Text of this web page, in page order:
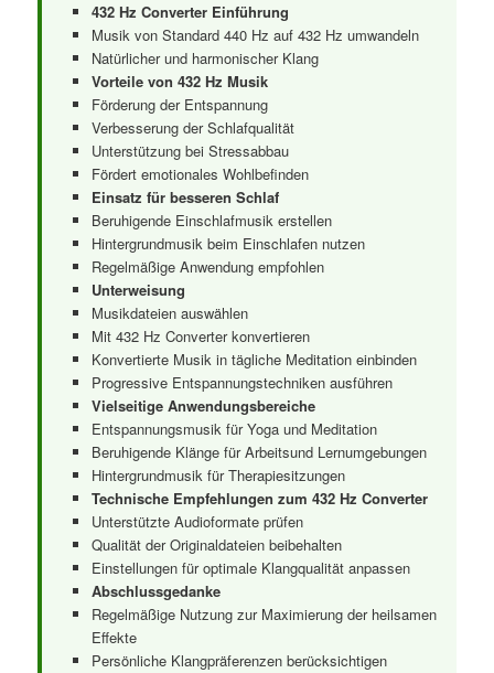
432 Hz Converter Einführung
Musik von Standard 440 Hz auf 432 Hz umwandeln
Natürlicher und harmonischer Klang
Vorteile von 432 Hz Musik
Förderung der Entspannung
Verbesserung der Schlafqualität
Unterstützung bei Stressabbau
Fördert emotionales Wohlbefinden
Einsatz für besseren Schlaf
Beruhigende Einschlafmusik erstellen
Hintergrundmusik beim Einschlafen nutzen
Regelmäßige Anwendung empfohlen
Unterweisung
Musikdateien auswählen
Mit 432 Hz Converter konvertieren
Konvertierte Musik in tägliche Meditation einbinden
Progressive Entspannungstechniken ausführen
Vielseitige Anwendungsbereiche
Entspannungsmusik für Yoga und Meditation
Beruhigende Klänge für Arbeitsund Lernumgebungen
Hintergrundmusik für Therapiesitzungen
Technische Empfehlungen zum 432 Hz Converter
Unterstützte Audioformate prüfen
Qualität der Originaldateien beibehalten
Einstellungen für optimale Klangqualität anpassen
Abschlussgedanke
Regelmäßige Nutzung zur Maximierung der heilsamen
Effekte
Persönliche Klangpräferenzen berücksichtigen